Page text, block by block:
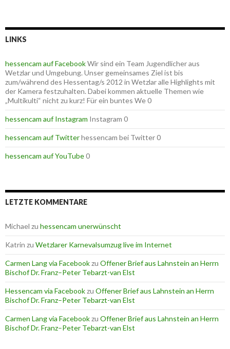
LINKS
hessencam auf FacebookWir sind ein Team Jugendlicher aus
Wetzlar und Umgebung. Unser gemeinsames Ziel ist bis
zum/während des Hessentag/s 2012 in Wetzlar alle Highlights mit
der Kamera festzuhalten. Dabei kommen aktuelle Themen wie
„Multikulti“ nicht zu kurz! Für ein buntes We 0
hessencam auf Instagram Instagram 0
hessencam auf Twitterhessencam bei Twitter 0
hessencam auf YouTube0
LETZTE KOMMENTARE
Michael zu hessencam unerwünscht
Katrin zu Wetzlarer Karnevalsumzug live im Internet
Carmen Lang via Facebookzu Offener Brief aus Lahnstein an Herrn
Bischof Dr. Franz–Peter Tebarzt-van Elst
Hessencam via Facebookzu Offener Brief aus Lahnstein an Herrn
Bischof Dr. Franz–Peter Tebarzt-van Elst
Carmen Lang via Facebookzu Offener Brief aus Lahnstein an Herrn
Bischof Dr. Franz–Peter Tebarzt-van Elst